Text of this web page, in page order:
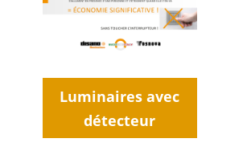
Luminaires avec
détecteur